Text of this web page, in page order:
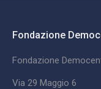
Fondazione
Fondazione
Via 29 Maggio 6